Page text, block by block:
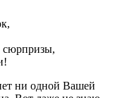
сюрпризы,
ни одной Вашей